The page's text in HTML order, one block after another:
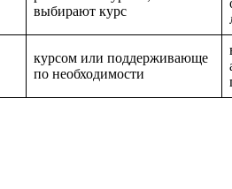
выбирают курс
курсом или поддерживающе
по необходимости